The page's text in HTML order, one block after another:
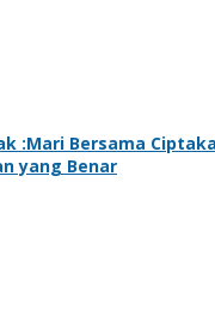
:Mari Bersama
yang Benar